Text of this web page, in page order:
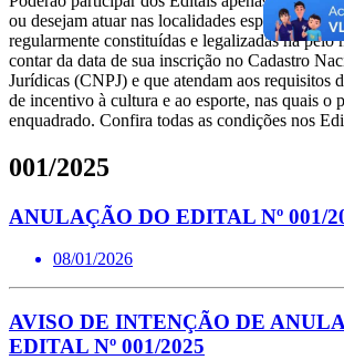
ou desejam atuar nas localidades especificadas
regularmente constituídas e legalizadas há pelo
contar da data de sua inscrição no Cadastro
Jurídicas (CNPJ) e que atendam aos requisitos
de incentivo à cultura e ao esporte, nas quais o
enquadrado. Confira todas as condições nos
001/2025
ANULAÇÃO DO EDITAL Nº 001/
08/01/2026
AVISO DE INTENÇÃO DE
EDITAL Nº 001/2025